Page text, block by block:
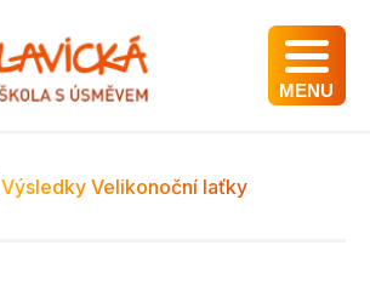
MENU
Výsledky Velikonoční laťky